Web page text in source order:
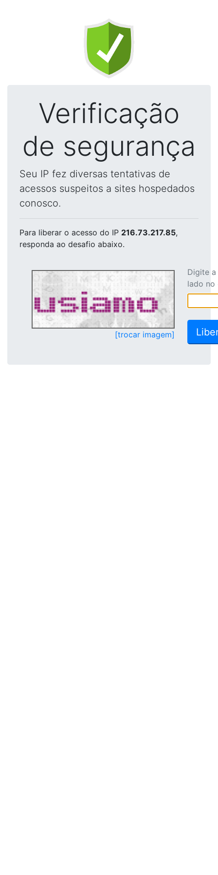
Verificação
de segurança
Seu IP fez diversas tentativas de
acessos suspeitos a sites hospedados
conosco.
Para liberar o acesso do IP 216.73.217.85,
responda ao desafio abaixo.
[trocar imagem]
Digite
lado no